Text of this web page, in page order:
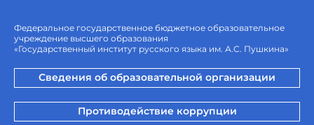
Федеральное государственное бюджетное образовательное
учреждение высшего образования
«Государственный институт русского языка им. А.С. Пушкина»
Сведения об образовательной организации
Противодействие коррупции